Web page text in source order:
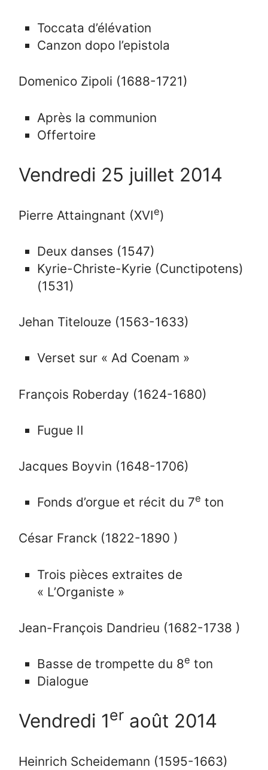
Toccata d’élévation
Canzon dopo l’epistola
Domenico Zipoli (1688-1721)
Après la communion
Offertoire
Vendredi 25 juillet 2014
Pierre Attaingnant (XVIe)
Deux danses (1547)
Kyrie-Christe-Kyrie (Cunctipotens)
(1531)
Jehan Titelouze (1563-1633)
Verset sur « Ad Coenam »
François Roberday (1624-1680)
Fugue II
Jacques Boyvin (1648-1706)
Fonds d’orgue et récit du 7e ton
César Franck (1822-1890 )
Trois pièces extraites de
« L’Organiste »
Jean-François Dandrieu (1682-1738 )
Basse de trompette du 8e ton
Dialogue
Vendredi 1er août 2014
Heinrich Scheidemann (1595-1663)